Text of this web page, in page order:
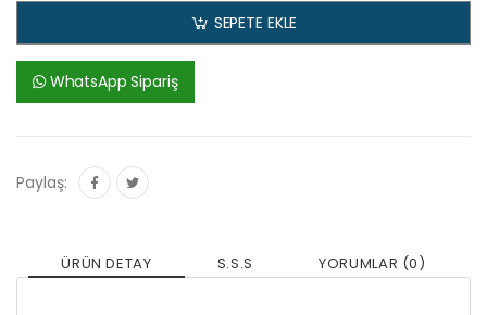
SEPETE EKLE
WhatsApp Sipariş
Paylaş:
ÜRÜN DETAY S.S.S YORUMLAR (0)